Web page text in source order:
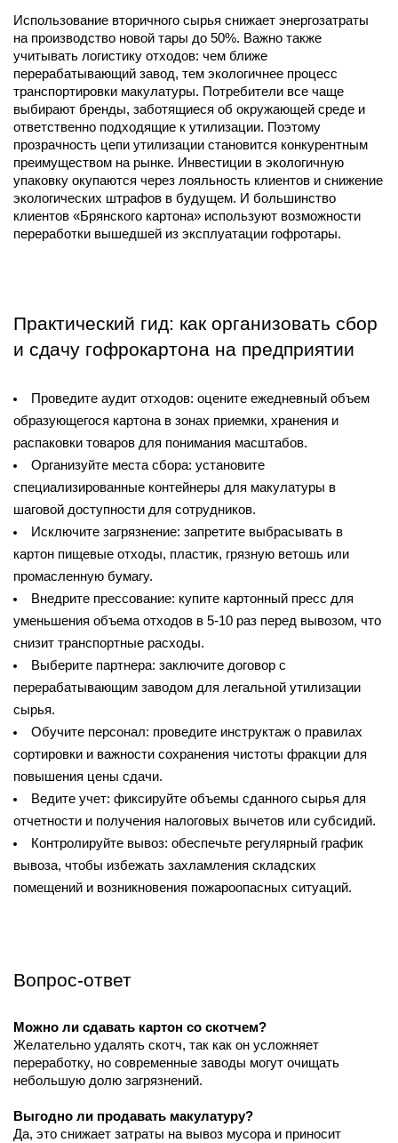
Использование вторичного сырья снижает энергозатраты
на производство новой тары до 50%. Важно также
учитывать логистику отходов: чем ближе
перерабатывающий завод, тем экологичнее процесс
транспортировки макулатуры. Потребители все чаще
выбирают бренды, заботящиеся об окружающей среде и
ответственно подходящие к утилизации. Поэтому
прозрачность цепи утилизации становится конкурентным
преимуществом на рынке. Инвестиции в экологичную
упаковку окупаются через лояльность клиентов и снижение
экологических штрафов в будущем. И большинство
клиентов «Брянского картона» используют возможности
переработки вышедшей из эксплуатации гофротары.
Практический гид: как организовать сбор
и сдачу гофрокартона на предприятии
Проведите аудит отходов: оцените ежедневный объем
образующегося картона в зонах приемки, хранения и
распаковки товаров для понимания масштабов.
Организуйте места сбора: установите
специализированные контейнеры для макулатуры в
шаговой доступности для сотрудников.
Исключите загрязнение: запретите выбрасывать в
картон пищевые отходы, пластик, грязную ветошь или
промасленную бумагу.
Внедрите прессование: купите картонный пресс для
уменьшения объема отходов в 5-10 раз перед вывозом, что
снизит транспортные расходы.
Выберите партнера: заключите договор с
перерабатывающим заводом для легальной утилизации
сырья.
Обучите персонал: проведите инструктаж о правилах
сортировки и важности сохранения чистоты фракции для
повышения цены сдачи.
Ведите учет: фиксируйте объемы сданного сырья для
отчетности и получения налоговых вычетов или субсидий.
Контролируйте вывоз: обеспечьте регулярный график
вывоза, чтобы избежать захламления складских
помещений и возникновения пожароопасных ситуаций.
Вопрос-ответ
Можно ли сдавать картон со скотчем?
Желательно удалять скотч, так как он усложняет
переработку, но современные заводы могут очищать
небольшую долю загрязнений.
Выгодно ли продавать макулатуру?
Да, это снижает затраты на вывоз мусора и приносит